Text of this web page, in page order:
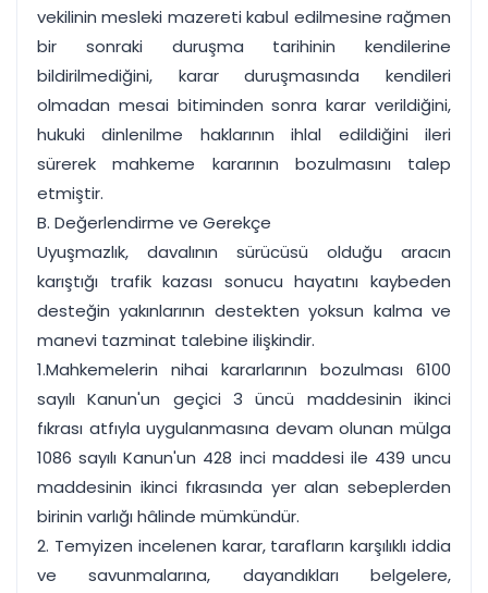
vekilinin mesleki mazereti kabul edilmesine rağmen
bir sonraki duruşma tarihinin kendilerine
bildirilmediğini, karar duruşmasında kendileri
olmadan mesai bitiminden sonra karar verildiğini,
hukuki dinlenilme haklarının ihlal edildiğini ileri
sürerek mahkeme kararının bozulmasını talep
etmiştir.
B. Değerlendirme ve Gerekçe
Uyuşmazlık, davalının sürücüsü olduğu aracın
karıştığı trafik kazası sonucu hayatını kaybeden
desteğin yakınlarının destekten yoksun kalma ve
manevi tazminat talebine ilişkindir.
1.Mahkemelerin nihai kararlarının bozulması 6100
sayılı Kanun'un geçici 3 üncü maddesinin ikinci
fıkrası atfıyla uygulanmasına devam olunan mülga
1086 sayılı Kanun'un 428 inci maddesi ile 439 uncu
maddesinin ikinci fıkrasında yer alan sebeplerden
birinin varlığı hâlinde mümkündür.
2. Temyizen incelenen karar, tarafların karşılıklı iddia
ve savunmalarına, dayandıkları belgelere,